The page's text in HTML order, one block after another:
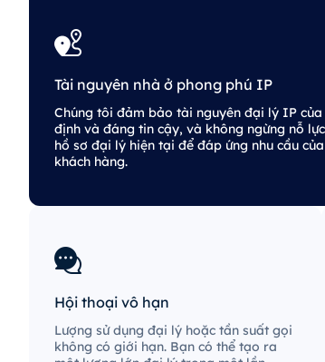
Tài nguyên nhà ở phong phú IP
Chúng tôi đảm bảo tài nguyên đại lý IP của
định và đáng tin cậy, và không ngừng nỗ
hồ sơ đại lý hiện tại để đáp ứng nhu cầu
khách hàng.
Hội thoại vô hạn
Lượng sử dụng đại lý hoặc tần suất gọi
không có giới hạn. Bạn có thể tạo ra